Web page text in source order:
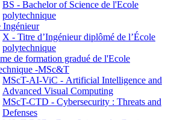
BS - Bachelor of Science de l'Ecole
polytechnique
Ingénieur
X - Titre d’Ingénieur diplômé de l’École
polytechnique
de formation gradué de l'Ecole
-MSc&T
MScT-AI-ViC - Artificial Intelligence and
Advanced Visual Computing
MScT-CTD - Cybersecurity : Threats and
Defenses